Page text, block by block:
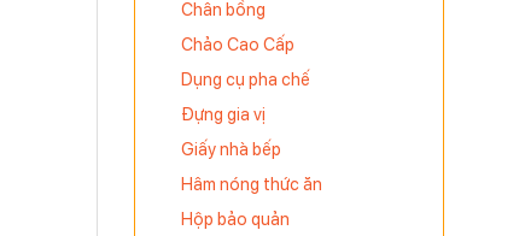
Chân bồng
Chảo Cao Cấp
Dụng cụ pha chế
Đựng gia vị
Giấy nhà bếp
Hâm nóng thức ăn
Hộp bảo quản